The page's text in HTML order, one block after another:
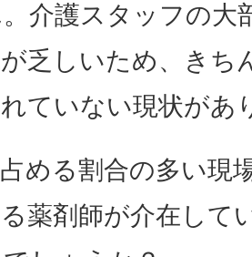
介護スタッフの大
乏しいため、きち
ていない現状があ
める割合の多い現
薬剤師が介在して